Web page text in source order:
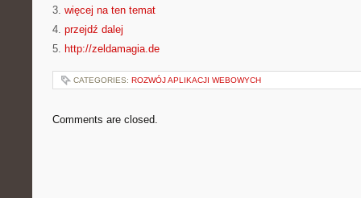
3. więcej na ten temat
4. przejdź dalej
5. http://zeldamagia.de
CATEGORIES: ROZWÓJ APLIKACJI WEBOWYCH
Comments are closed.